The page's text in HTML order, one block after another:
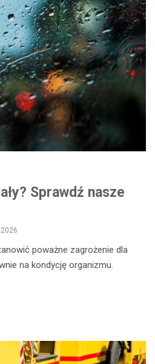
Sprawdź nasze
poważne zagrożenie dla
na kondycję organizmu.